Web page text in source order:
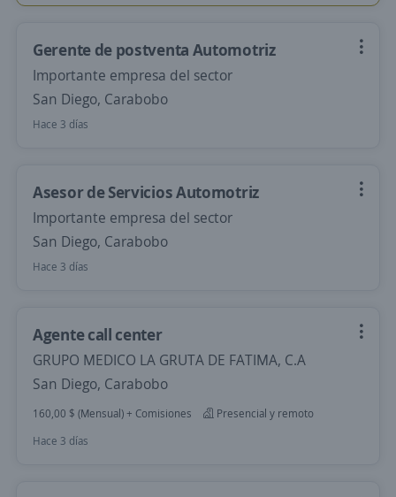
Gerente de postventa Automotriz
Importante empresa del sector
San Diego, Carabobo
Hace 3 días
Asesor de Servicios Automotriz
Importante empresa del sector
San Diego, Carabobo
Hace 3 días
Agente call center
GRUPO MEDICO LA GRUTA DE FATIMA, C.A
San Diego, Carabobo
160,00 $ (Mensual) + Comisiones
Presencial y remoto
Hace 3 días